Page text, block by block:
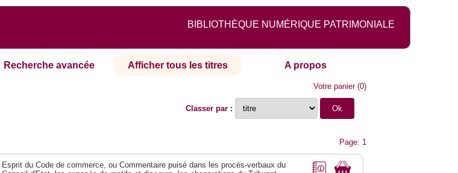
BIBLIOTHÈQUE NUMÉRIQUE PATRIMONIALE
Recherche avancée Afficher tous les titres A propos
Votre panier(0)
Classer par :
Page: 1
Esprit du Code de commerce, ou Commentaire puisé dans les procès-verbaux du